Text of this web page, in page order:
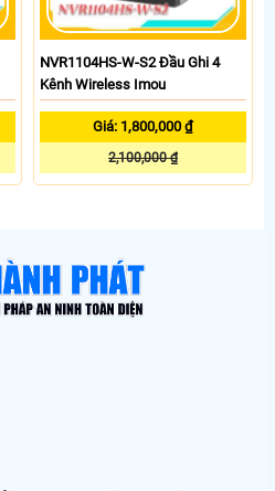
NVR1104HS-W-S2 Đầu Ghi 4
Kênh Wireless Imou
Giá: 1,800,000 ₫
2,100,000 ₫